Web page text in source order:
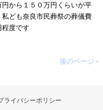
から１５０万円くらいが平
ども奈良市民葬祭の葬儀費
度です
後のページ »
ライバシーポリシー